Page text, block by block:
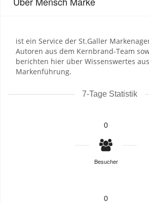
ist ein Service der St.Galler
Autoren aus dem Kernbrand-Team
berichten hier über Wissenswertes
Markenführung.
7-Tage Statistik
0
Besucher
0